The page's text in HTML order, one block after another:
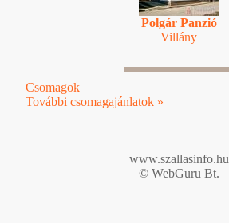
Polgár Panzió
Villány
Csomagok
További csomagajánlatok »
www.szallasinfo.hu
© WebGuru Bt.